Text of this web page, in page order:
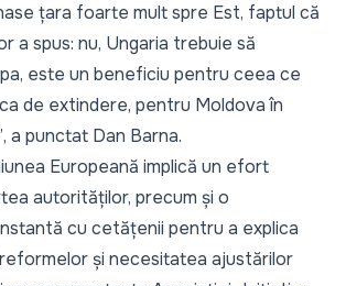
țara foarte mult spre Est, faptul că
a spus: nu, Ungaria trebuie să
este un beneficiu pentru ceea ce
de extindere, pentru Moldova în
, a punctat Dan Barna.
Europeană implică un efort
autorităților, precum și o
cu cetățenii pentru a explica
și necesitatea ajustărilor